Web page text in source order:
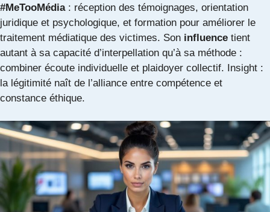
#MeTooMédia: réception des témoignages, orientation
juridique et psychologique, et formation pour améliorer le
traitement médiatique des victimes. Son influence tient
autant à sa capacité d’interpellation qu’à sa méthode :
combiner écoute individuelle et plaidoyer collectif. Insight :
la légitimité naît de l’alliance entre compétence et
constance éthique.